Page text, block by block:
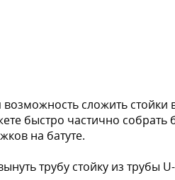
сложить стойки
быстро частично собрать
на батуте.
трубу стойку из трубы